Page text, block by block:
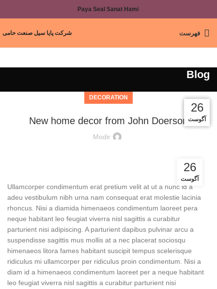
Paya Seal Sanat Hami
فهرست شرکت پایا سیل صنعت حامی
Blog
DECORATION
New home decor from John Doerson
Modir
26
آگوست
Ullamcorper condimentum erat pretium velit at ut a nunc id a
adeu vestibulum nibh urna nam consequat erat molestie lacinia
rhoncus. Nisi a diamida himenaeos condimentum laoreet pera
neque habitant leo feugiat viverra nisl sagittis a curabitur
parturient nisi adipiscing. A parturient dapibus pulvinar arcu a
suspendisse sagittis mus mollis at a nec placerat sociosqu
himenaeos litora fames habitant suscipit tempus scelerisque
ridiculus mi ullamcorper per ridiculus proin condimentum. Nisi a
diam id a himenaeos condimentum laoreet per a neque habitant
leo feugiat viverra nisl sagittis a curabitur parturient nisi
27
آگوست
27
آگوست
26
آگوست
26
آگوست